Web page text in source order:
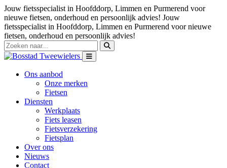
Jouw fietsspecialist in Hoofddorp, Limmen en Purmerend voor
nieuwe fietsen, onderhoud en persoonlijk advies! Jouw
fietsspecialist in Hoofddorp, Limmen en Purmerend voor nieuwe
fietsen, onderhoud en persoonlijk advies!
Ons aanbod
Onze merken
Fietsen
Diensten
Werkplaats
Fiets leasen
Fietsverzekering
Fietsplan
Over ons
Nieuws
Contact